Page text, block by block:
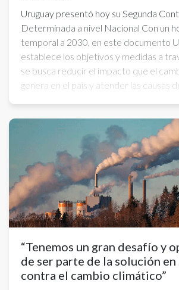
Uruguay presentó hoy su Segunda
Determinada a nivel Nacional Con un
temporal a 2030, en este documento
establece los objetivos y medidas a
se busca reducir el impacto que el
genera en el país y atender las causas
“Tenemos un gran desafío y
de ser parte de la solución en
contra el cambio climático”